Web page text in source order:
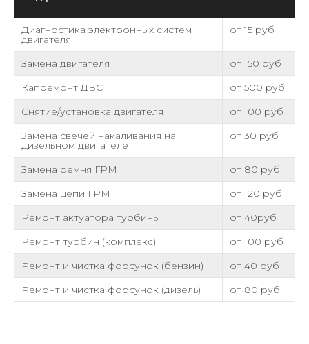
Диагностика электронных систем
двигателя
от 15 руб
Замена двигателя
от 150 руб
Капремонт ДВС
от 500 руб
Снятие/установка двигателя
от 100 руб
Замена свечей накаливания на
дизельном двигателе
от 30 руб
Замена ремня ГРМ
от 80 руб
Замена цепи ГРМ
от 120 руб
Ремонт актуатора турбины
от 40руб
Ремонт турбин (комплекс)
от 100 руб
Ремонт и чистка форсунок (бензин)
от 40 руб
Ремонт и чистка форсунок (дизель)
от 80 руб